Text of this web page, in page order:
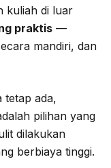
kuliah di luar
praktis —
mandiri, dan
tetap ada,
pilihan yang
dilakukan
berbiaya tinggi.